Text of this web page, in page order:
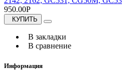
950.00Р
КУПИТЬ
В закладки
В сравнение
Информация